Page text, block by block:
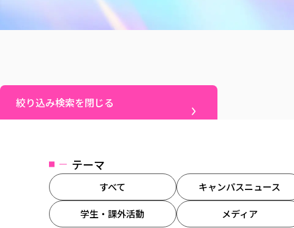
絞り込み検索を閉じる
テーマ
すべて キャンパスニュース
学生・課外活動 メディア